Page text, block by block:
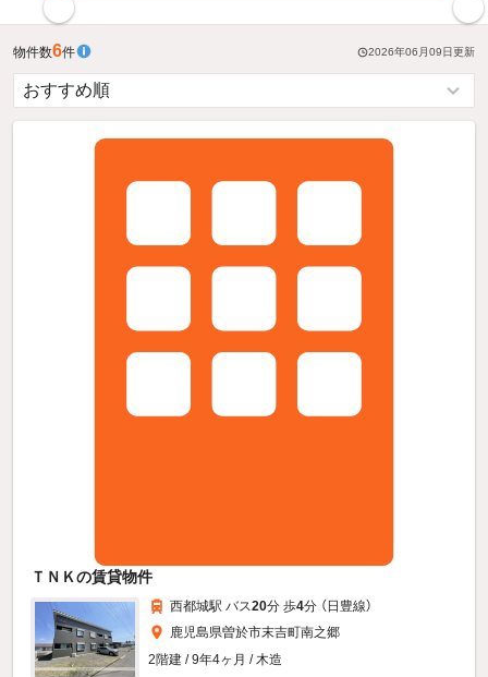
物件数6件 2026年06月09日更新
ＴＮＫの賃貸物件
西都城駅 バス20分 歩4分 （日豊線）
鹿児島県曽於市末吉町南之郷
2階建 / 9年4ヶ月 / 木造